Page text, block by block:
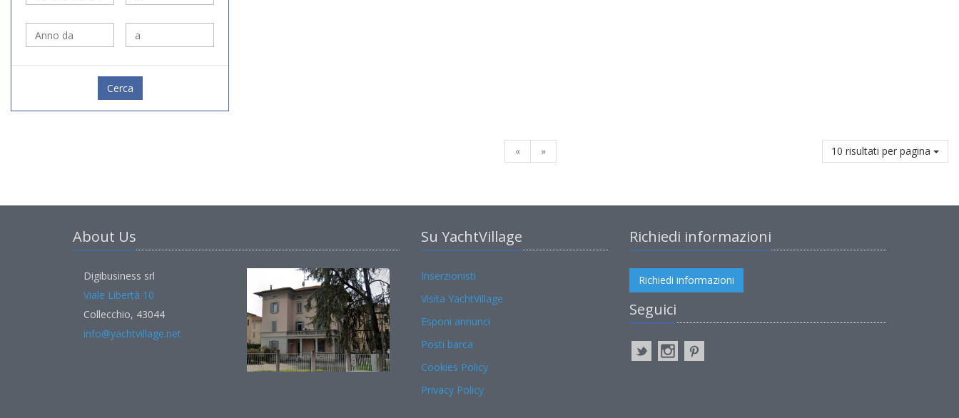
Cerca
« » 10 risultati per pagina
About Us
Digibusiness srl
Viale Libertà 10
Collecchio, 43044
info@yachtvillage.net
Su YachtVillage
Inserzionisti
Visita YachtVillage
Esponi annunci
Posti barca
Cookies Policy
Privacy Policy
Richiedi informazioni
Richiedi informazioni
Seguici